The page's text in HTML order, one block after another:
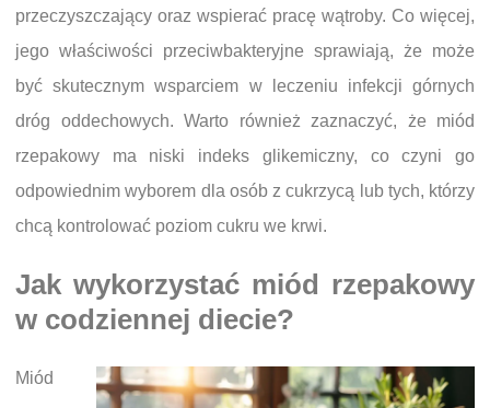
przeczyszczający oraz wspierać pracę wątroby. Co więcej,
jego właściwości przeciwbakteryjne sprawiają, że może
być skutecznym wsparciem w leczeniu infekcji górnych
dróg oddechowych. Warto również zaznaczyć, że miód
rzepakowy ma niski indeks glikemiczny, co czyni go
odpowiednim wyborem dla osób z cukrzycą lub tych, którzy
chcą kontrolować poziom cukru we krwi.
Jak wykorzystać miód rzepakowy
w codziennej diecie?
Miód